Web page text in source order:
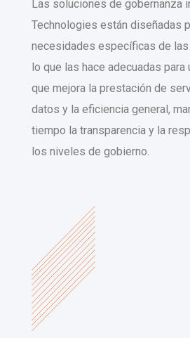
Las soluciones de gobernanza
Technologies están diseñadas
necesidades específicas de
lo que las hace adecuadas para
que mejora la prestación de
datos y la eficiencia general,
tiempo la transparencia y la
los niveles de gobierno.